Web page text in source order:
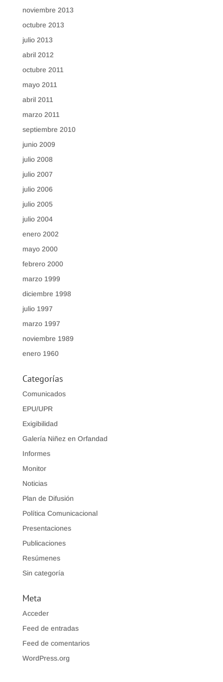
noviembre 2013
octubre 2013
julio 2013
abril 2012
octubre 2011
mayo 2011
abril 2011
marzo 2011
septiembre 2010
junio 2009
julio 2008
julio 2007
julio 2006
julio 2005
julio 2004
enero 2002
mayo 2000
febrero 2000
marzo 1999
diciembre 1998
julio 1997
marzo 1997
noviembre 1989
enero 1960
Categorías
Comunicados
EPU/UPR
Exigibilidad
Galería Niñez en Orfandad
Informes
Monitor
Noticias
Plan de Difusión
Política Comunicacional
Presentaciones
Publicaciones
Resúmenes
Sin categoría
Meta
Acceder
Feed de entradas
Feed de comentarios
WordPress.org